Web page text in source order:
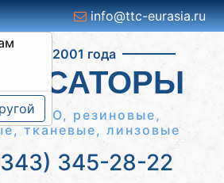
info@ttc-eurasia.ru
с 2001 года
КСО, резиновые,
тканевые, линзовые
345-28-22